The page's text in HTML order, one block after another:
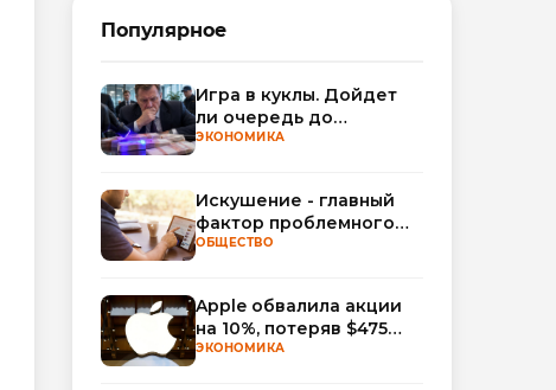
Популярное
Игра в куклы. Дойдет
ли очередь до
Миллера?
ЭКОНОМИКА
Искушение - главный
фактор проблемного
использования
ОБЩЕСТВО
Apple обвалила акции
на 10%, потеряв $475
млрд капитализации
ЭКОНОМИКА